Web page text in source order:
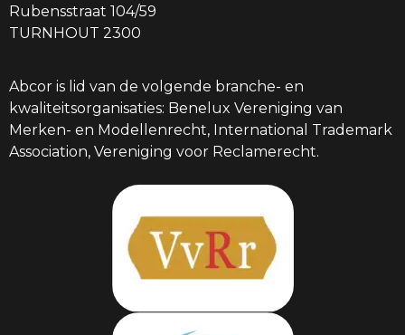
Rubensstraat 104/59
TURNHOUT 2300
Abcor is lid van de volgende branche- en
kwaliteitsorganisaties: Benelux Vereniging van
Merken- en Modellenrecht, International Trademark
Association, Vereniging voor Reclamerecht.